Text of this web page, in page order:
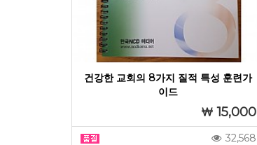
건강한 교회의 8가지 질적 특성 훈련가
이드
15,000
32,568